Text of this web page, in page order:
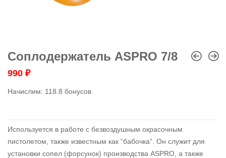
Соплодержатель ASPRO 7/8
990 ₽
Начислим: 118.8 бонусов
Используется в работе с безвоздушным окрасочным
пистолетом, также известным как “бабочка”. Он служит для
установки сопел (форсунок) производства ASPRO, а также